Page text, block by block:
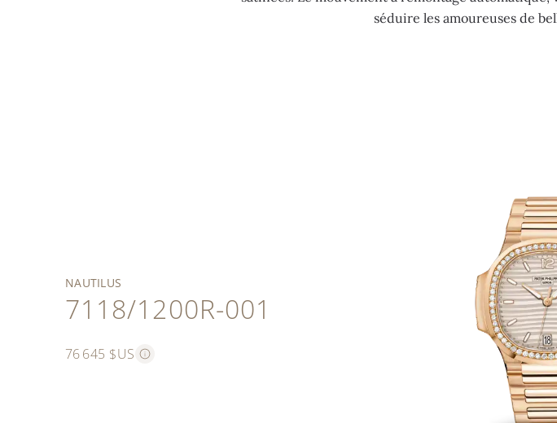
séduire les amoureuses de
NAUTILUS
7118/1200R-001
76 645 $US